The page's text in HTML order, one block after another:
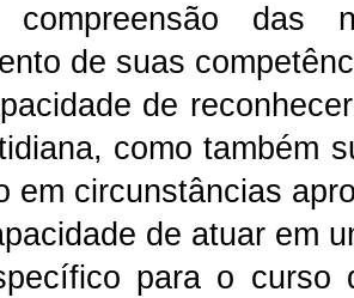
das
de suas
de
como também
em circunstâncias
de atuar em
para o curso